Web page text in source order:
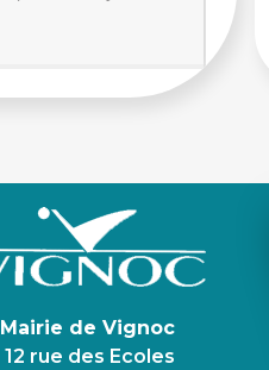
Mairie de Vignoc
12 rue des Ecoles